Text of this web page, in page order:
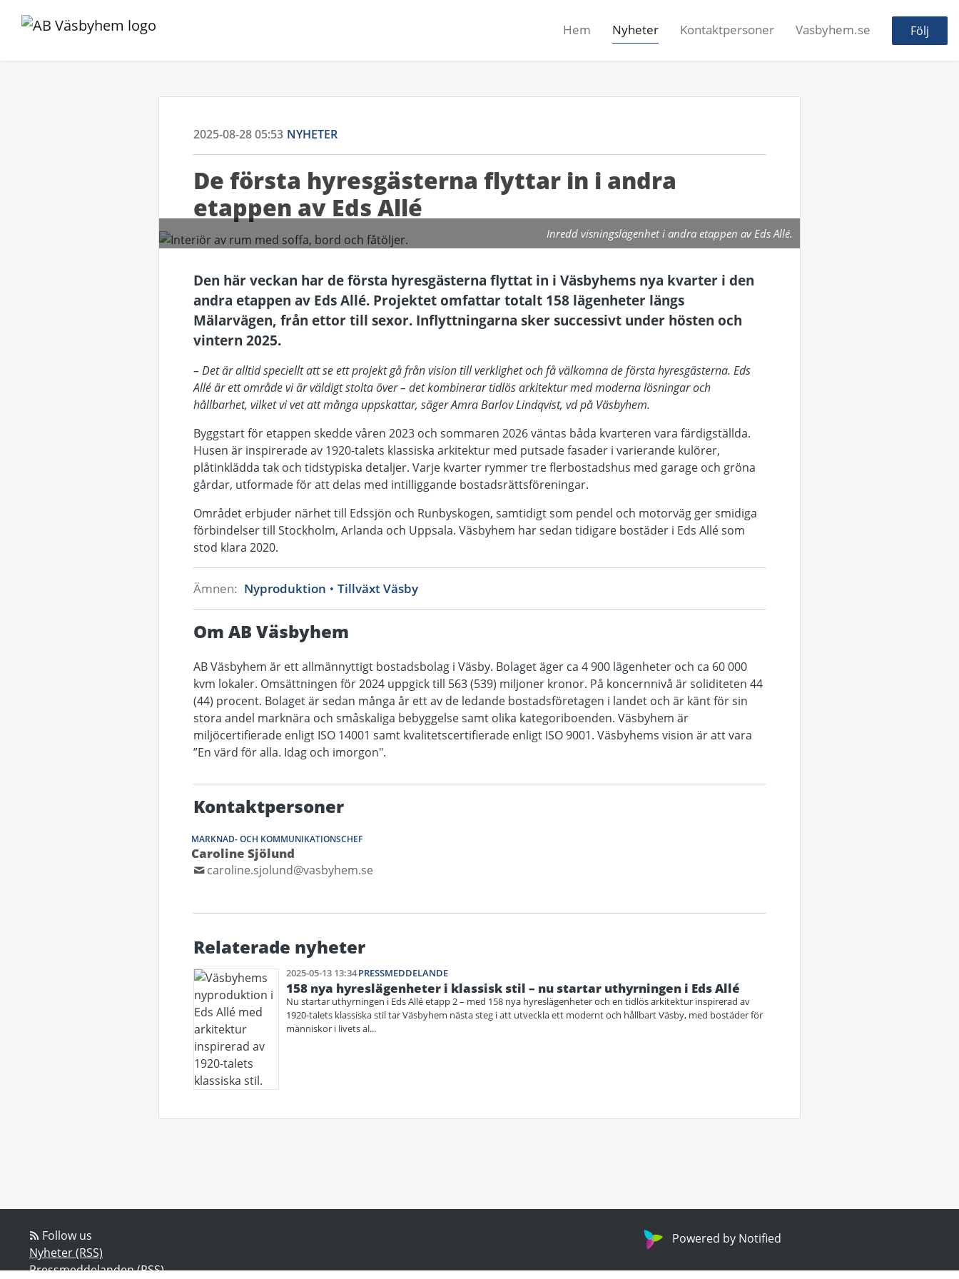
Hem Nyheter Kontaktpersoner Vasbyhem.se Följ
2025-08-28 05:53 NYHETER
De första hyresgästerna flyttar in i andra
etappen av Eds Allé
Inredd visningslägenhet i andra etappen av Eds Allé.
Den här veckan har de första hyresgästerna flyttat in i Väsbyhems nya kvarter i den
andra etappen av Eds Allé. Projektet omfattar totalt 158 lägenheter längs
Mälarvägen, från ettor till sexor. Inflyttningarna sker successivt under hösten och
vintern 2025.
– Det är alltid speciellt att se ett projekt gå från vision till verklighet och få välkomna de första hyresgästerna. Eds
Allé är ett område vi är väldigt stolta över – det kombinerar tidlös arkitektur med moderna lösningar och
hållbarhet, vilket vi vet att många uppskattar, säger Amra Barlov Lindqvist, vd på Väsbyhem.
Byggstart för etappen skedde våren 2023 och sommaren 2026 väntas båda kvarteren vara färdigställda.
Husen är inspirerade av 1920-talets klassiska arkitektur med putsade fasader i varierande kulörer,
plåtinklädda tak och tidstypiska detaljer. Varje kvarter rymmer tre flerbostadshus med garage och gröna
gårdar, utformade för att delas med intilliggande bostadsrättsföreningar.
Området erbjuder närhet till Edssjön och Runbyskogen, samtidigt som pendel och motorväg ger smidiga
förbindelser till Stockholm, Arlanda och Uppsala. Väsbyhem har sedan tidigare bostäder i Eds Allé som
stod klara 2020.
Ämnen: Nyproduktion Tillväxt Väsby
Om AB Väsbyhem
AB Väsbyhem är ett allmännyttigt bostadsbolag i Väsby. Bolaget äger ca 4 900 lägenheter och ca 60 000
kvm lokaler. Omsättningen för 2024 uppgick till 563 (539) miljoner kronor. På koncernnivå är soliditeten 44
(44) procent. Bolaget är sedan många år ett av de ledande bostadsföretagen i landet och är känt för sin
stora andel marknära och småskaliga bebyggelse samt olika kategoriboenden. Väsbyhem är
miljöcertifierade enligt ISO 14001 samt kvalitetscertifierade enligt ISO 9001. Väsbyhems vision är att vara
”En värd för alla. Idag och imorgon".
Kontaktpersoner
MARKNAD- OCH KOMMUNIKATIONSCHEF
Caroline Sjölund
caroline.sjolund@vasbyhem.se
Relaterade nyheter
2025-05-13 13:34PRESSMEDDELANDE
158 nya hyreslägenheter i klassisk stil – nu startar uthyrningen i Eds Allé
Nu startar uthyrningen i Eds Allé etapp 2 – med 158 nya hyreslägenheter och en tidlös arkitektur inspirerad av
1920-talets klassiska stil tar Väsbyhem nästa steg i att utveckla ett modernt och hållbart Väsby, med bostäder för
människor i livets al...
Follow us
Nyheter (RSS)
Pressmeddelanden (RSS)
Powered by Notified